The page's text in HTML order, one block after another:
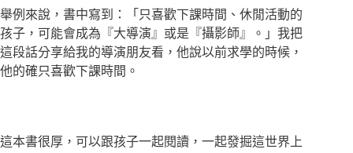
舉例來說，書中寫到：「只喜歡下課時間、休閒活動的
孩子，可能會成為『大導演』或是『攝影師』。」我把
這段話分享給我的導演朋友看，他說以前求學的時候，
他的確只喜歡下課時間。
這本書很厚，可以跟孩子一起閱讀，一起發掘這世界上